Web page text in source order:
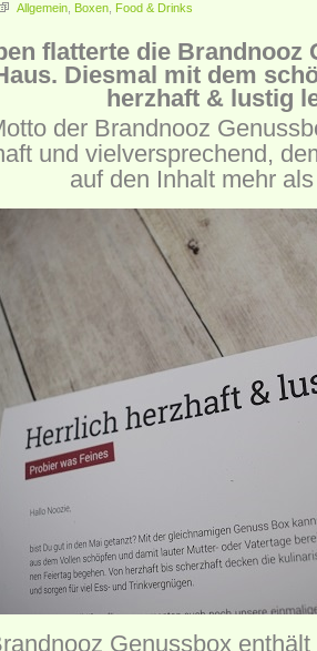
Allgemein Boxen Food & Drinks
flatterte die Brandnooz
Diesmal mit dem
herzhaft & lustig
der Brandnooz
und vielversprechend,
auf den Inhalt mehr
Genussbox